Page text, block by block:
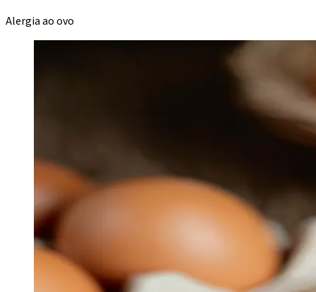
Alergia ao ovo